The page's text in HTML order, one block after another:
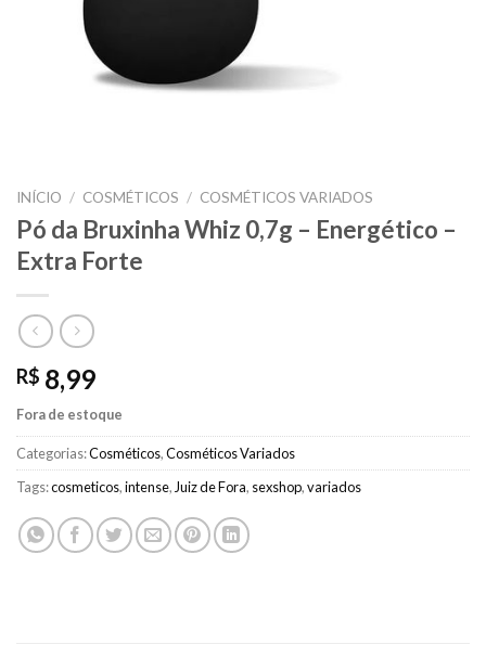
INÍCIO / COSMÉTICOS / COSMÉTICOS VARIADOS
Pó da Bruxinha Whiz 0,7g – Energético –
Extra Forte
R$ 8,99
Fora de estoque
Categorias:Cosméticos,Cosméticos Variados
Tags:cosmeticos,intense,Juiz de Fora, sexshop,variados